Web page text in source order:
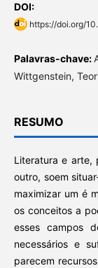
DOI:
https://doi.org/
Palavras-chave:
Wittgenstein,
RESUMO
Literatura e arte,
outro, soem
maximizar um é
os conceitos a
esses campos
necessários e
parecem